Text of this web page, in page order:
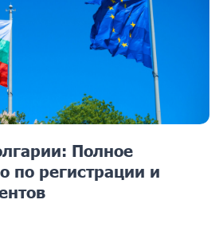
Полное
по регистрации и